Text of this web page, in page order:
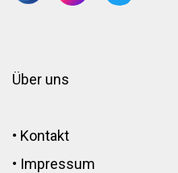
Über uns
• Kontakt
• Impressum